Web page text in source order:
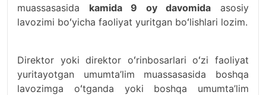
muassasasida kamida 9 oy davomida asosiy
lavozimi boʻyicha faoliyat yuritgan boʻlishlari lozim.
Direktor yoki direktor oʻrinbosarlari oʻzi faoliyat
yuritayotgan umumta’lim muassasasida boshqa
lavozimga oʻtganda yoki boshqa umumta’lim